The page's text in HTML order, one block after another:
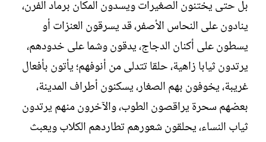
بل حتى يختنون الصغيرات ويسدون المكان برماد الفرن،
ينادون على النحاس الأصفر، قد يسرقون العنزات أو
يسطون على أكنان الدجاج، يدقون وشما على خدودهم،
يرتدون ثيابا زاهية، حلقا تتدلى من أنوفهم؛ يأتون بأفعال
غريبة، يخوفون بهم الصغار، يسكنون أطراف المدينة،
بعضهم سحرة يراقصون الطوب، والآخرون منهم يرتدون
ثياب النساء، يحلقون شعورهم تطاردهم الكلاب ويعبث